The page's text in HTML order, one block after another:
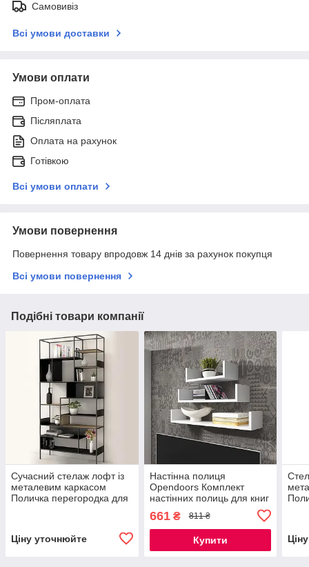
Самовивіз
Всі умови доставки
Умови оплати
Пром-оплата
Післяплата
Оплата на рахунок
Готівкою
Всі умови оплати
Умови повернення
Повернення товару впродовж 14 днів за рахунок покупця
Всі умови повернення
Подібні товари компанії
Сучасний стелаж лофт із
металевим каркасом
Поличка перегородка для
Ціну уточнюйте
Настінна полиця
Opendoors Комплект
настінних полиць для книг
і речей ДСП Дизайнерські
полиці на стіну
661₴ 811 ₴
Купити